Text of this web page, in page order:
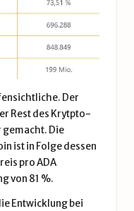
Der
Rest des Krytpto-
gemacht. Die
ist in Folge dessen
pro ADA
von 81 %.
Entwicklung bei